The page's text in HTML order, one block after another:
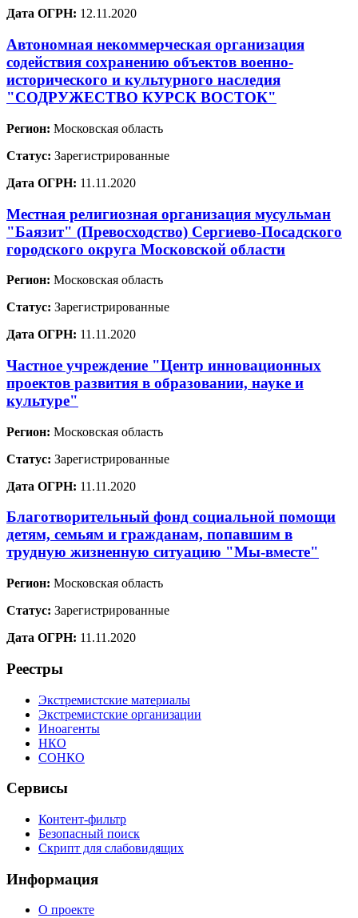
Дата ОГРН: 12.11.2020
Автономная некоммерческая организация
содействия сохранению объектов военно-
исторического и культурного наследия
"СОДРУЖЕСТВО КУРСК ВОСТОК"
Регион: Московская область
Статус: Зарегистрированные
Дата ОГРН: 11.11.2020
Местная религиозная организация мусульман
"Баязит" (Превосходство) Сергиево-Посадского
городского округа Московской области
Регион: Московская область
Статус: Зарегистрированные
Дата ОГРН: 11.11.2020
Частное учреждение "Центр инновационных
проектов развития в образовании, науке и
культуре"
Регион: Московская область
Статус: Зарегистрированные
Дата ОГРН: 11.11.2020
Благотворительный фонд социальной помощи
детям, семьям и гражданам, попавшим в
трудную жизненную ситуацию "Мы-вместе"
Регион: Московская область
Статус: Зарегистрированные
Дата ОГРН: 11.11.2020
Реестры
Экстремистские материалы
Экстремистские организации
Иноагенты
НКО
СОНКО
Сервисы
Контент-фильтр
Безопасный поиск
Скрипт для слабовидящих
Информация
О проекте